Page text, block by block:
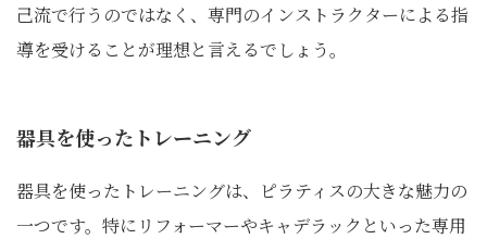
己流で行うのではなく、専門のインストラクターによる指
導を受けることが理想と言えるでしょう。
器具を使ったトレーニング
器具を使ったトレーニングは、ピラティスの大きな魅力の
一つです。特にリフォーマーやキャデラックといった専用